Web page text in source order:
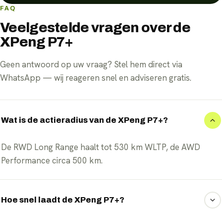
FAQ
Veelgestelde vragen over de
XPeng P7+
Geen antwoord op uw vraag? Stel hem direct via
WhatsApp — wij reageren snel en adviseren gratis.
Wat is de actieradius van de XPeng P7+?
De RWD Long Range haalt tot 530 km WLTP, de AWD
Performance circa 500 km.
Hoe snel laadt de XPeng P7+?